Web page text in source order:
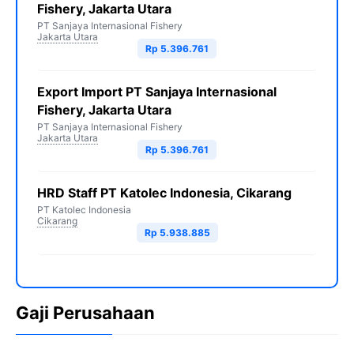
Fishery, Jakarta Utara
PT Sanjaya Internasional Fishery
Jakarta Utara
Rp 5.396.761
Export Import PT Sanjaya Internasional
Fishery, Jakarta Utara
PT Sanjaya Internasional Fishery
Jakarta Utara
Rp 5.396.761
HRD Staff PT Katolec Indonesia, Cikarang
PT Katolec Indonesia
Cikarang
Rp 5.938.885
Gaji Perusahaan